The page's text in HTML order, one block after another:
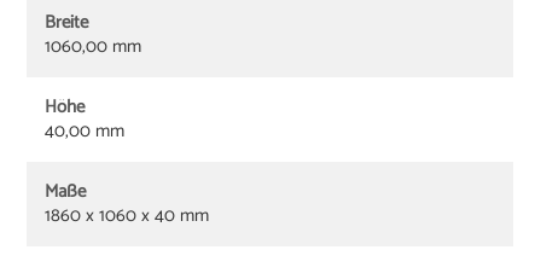
Breite
1060,00 mm
Höhe
40,00 mm
Maße
1860 x 1060 x 40 mm